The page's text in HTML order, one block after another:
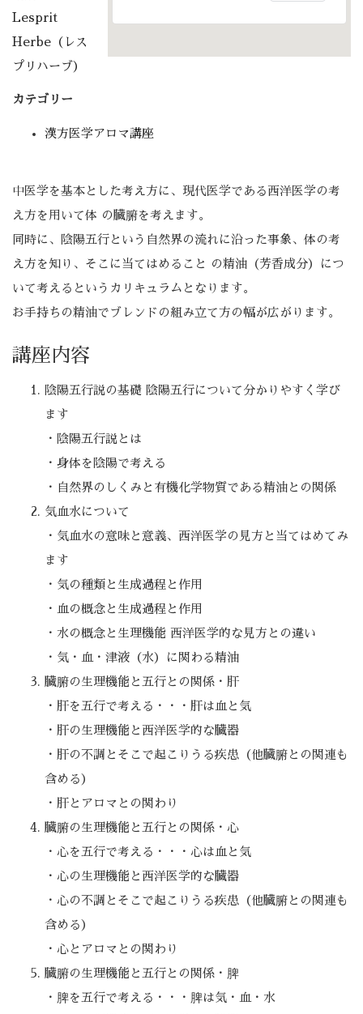
Lesprit
Herbe（レス
プリハーブ）
カテゴリー
漢方医学アロマ講座
中医学を基本とした考え方に、現代医学である西洋医学の考
え方を用いて体 の臓腑を考えます。
同時に、陰陽五行という自然界の流れに沿った事象、体の考
え方を知り、そこに当てはめること の精油（芳香成分）につ
いて考えるというカリキュラムとなります。
お手持ちの精油でブレンドの組み立て方の幅が広がります。
講座内容
陰陽五行説の基礎 陰陽五行について分かりやすく学び
ます
・陰陽五行説とは
・身体を陰陽で考える
・自然界のしくみと有機化学物質である精油との関係
気血水について
・気血水の意味と意義、西洋医学の見方と当てはめてみ
ます
・気の種類と生成過程と作用
・血の概念と生成過程と作用
・水の概念と生理機能 西洋医学的な見方との違い
・気・血・津液（水）に関わる精油
臓腑の生理機能と五行との関係・肝
・肝を五行で考える・・・肝は血と気
・肝の生理機能と西洋医学的な臓器
・肝の不調とそこで起こりうる疾患（他臓腑との関連も
含める）
・肝とアロマとの関わり
臓腑の生理機能と五行との関係・心
・心を五行で考える・・・心は血と気
・心の生理機能と西洋医学的な臓器
・心の不調とそこで起こりうる疾患（他臓腑との関連も
含める）
・心とアロマとの関わり
臓腑の生理機能と五行との関係・脾
・脾を五行で考える・・・脾は気・血・水